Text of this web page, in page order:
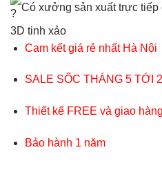
Có xưởng sản xuất trực tiếp
3D tinh xảo
Cam kết giá rẻ nhất Hà Nội
SALE SỐC THÁNG 5 TỚI
Thiết kế FREE và giao
Bảo hành 1 năm